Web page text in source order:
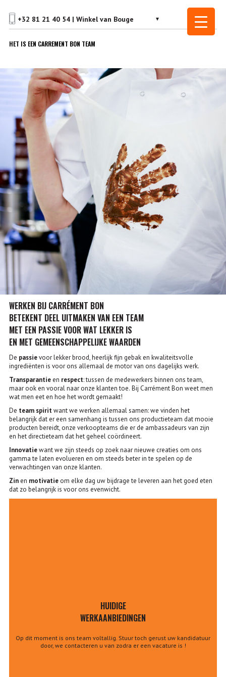
HET IS EEN CARREMENT BON TEAM
WERKEN BIJ CARRÉMENT BON
BETEKENT DEEL UITMAKEN VAN EEN TEAM
MET EEN PASSIE VOOR WAT LEKKER IS
EN MET GEMEENSCHAPPELIJKE WAARDEN
De passievoor lekker brood, heerlijk fijn gebak en kwaliteitsvolle
ingrediënten is voor ons allemaal de motor van ons dagelijks werk.
Transparantie en respect: tussen de medewerkers binnen ons team,
maar ook en vooral naar onze klanten toe. Bij Carrément Bon weet men
wat men eet en hoe het wordt gemaakt!
De team spiritwant we werken allemaal samen: we vinden het
belangrijk dat er een samenhang is tussen ons productieteam dat mooie
producten bereidt, onze verkoopteams die er de ambassadeurs van zijn
en het directieteam dat het geheel coördineert.
Innovatiewant we zijn steeds op zoek naar nieuwe creaties om ons
gamma te laten evolueren en om steeds beter in te spelen op de
verwachtingen van onze klanten.
Zin en motivatie om elke dag uw bijdrage te leveren aan het goed eten
dat zo belangrijk is voor ons evenwicht.
HUIDIGE
WERKAANBIEDINGEN
Op dit moment is ons team voltallig. Stuur toch gerust uw kandidatuur
door, we contacteren u van zodra er een vacature is !